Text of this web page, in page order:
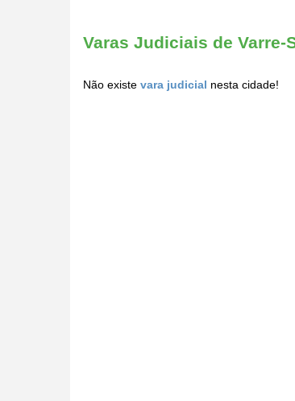
Varas Judiciais de Varre-
Não existe vara judicial nesta cidade!